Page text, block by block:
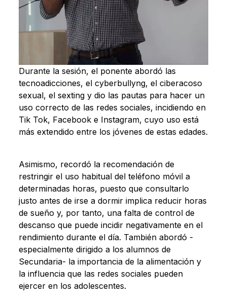
Durante la sesión, el ponente abordó las
tecnoadicciones, el cyberbullyng, el ciberacoso
sexual, el sexting y dio las pautas para hacer un
uso correcto de las redes sociales, incidiendo en
Tik Tok, Facebook e Instagram, cuyo uso está
más extendido entre los jóvenes de estas edades.
Asimismo, recordó la recomendación de
restringir el uso habitual del teléfono móvil a
determinadas horas, puesto que consultarlo
justo antes de irse a dormir implica reducir horas
de sueño y, por tanto, una falta de control de
descanso que puede incidir negativamente en el
rendimiento durante el día. También abordó -
especialmente dirigido a los alumnos de
Secundaria- la importancia de la alimentación y
la influencia que las redes sociales pueden
ejercer en los adolescentes.